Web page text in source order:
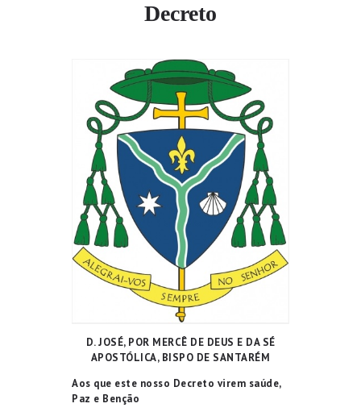
Decreto
D. JOSÉ, POR MERCÊ DE DEUS E DA SÉ
APOSTÓLICA, BISPO DE SANTARÉM
Aos que este nosso Decreto virem saúde,
Paz e Benção